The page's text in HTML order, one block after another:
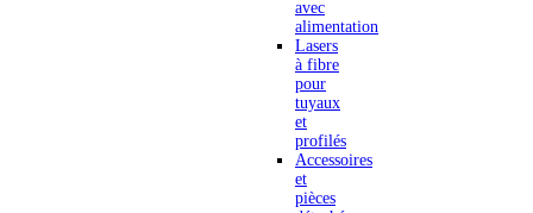
avec
alimentation
Lasers
à fibre
pour
tuyaux
et
profilés
Accessoires
et
pièces